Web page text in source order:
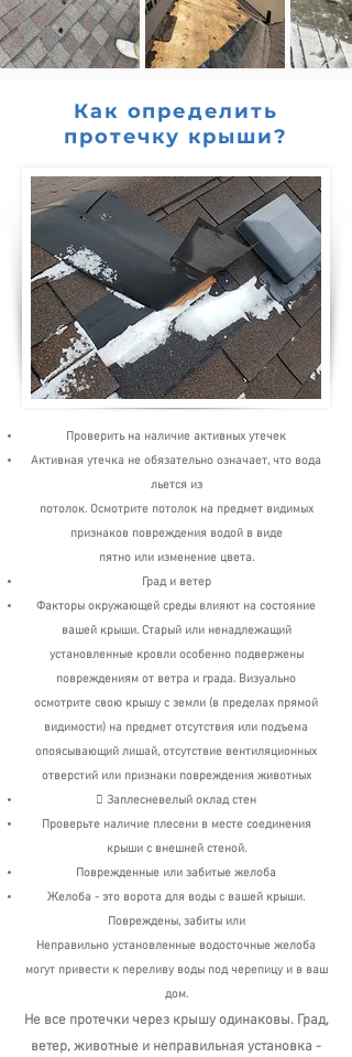
Как определить
протечку крыши?
Проверить на наличие активных утечек
Активная утечка не обязательно означает, что вода
льется из
потолок. Осмотрите потолок на предмет видимых
признаков повреждения водой в виде
пятно или изменение цвета.
Град и ветер
Факторы окружающей среды влияют на состояние
вашей крыши. Старый или ненадлежащий
установленные кровли особенно подвержены
повреждениям от ветра и града. Визуально
осмотрите свою крышу с земли (в пределах прямой
видимости) на предмет отсутствия или подъема
опоясывающий лишай, отсутствие вентиляционных
отверстий или признаки повреждения животных
 Заплесневелый оклад стен
Проверьте наличие плесени в месте соединения
крыши с внешней стеной.
Поврежденные или забитые желоба
Желоба - это ворота для воды с вашей крыши.
Повреждены, забиты или
Неправильно установленные водосточные желоба
могут привести к переливу воды под черепицу и в ваш
дом.
Не все протечки через крышу одинаковы. Град,
ветер, животные и неправильная установка -